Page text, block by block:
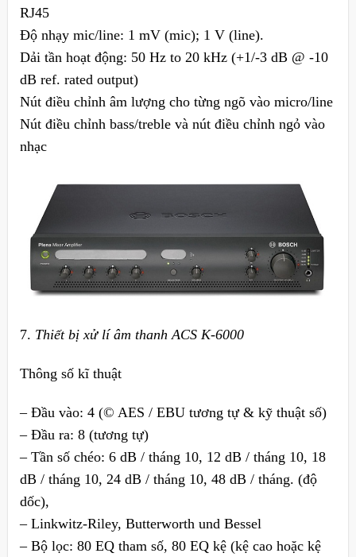
RJ45
Độ nhạy mic/line: 1 mV (mic); 1 V (line).
Dải tần hoạt động: 50 Hz to 20 kHz (+1/-3 dB @ -10
dB ref. rated output)
Nút điều chỉnh âm lượng cho từng ngõ vào micro/line
Nút điều chỉnh bass/treble và nút điều chỉnh ngỏ vào
nhạc
7. Thiết bị xử lí âm thanh ACS K-6000
Thông số kĩ thuật
– Đầu vào: 4 (© AES / EBU tương tự & kỹ thuật số)
– Đầu ra: 8 (tương tự)
– Tần số chéo: 6 dB / tháng 10, 12 dB / tháng 10, 18
dB / tháng 10, 24 dB / tháng 10, 48 dB / tháng. (độ
dốc),
– Linkwitz-Riley, Butterworth und Bessel
– Bộ lọc: 80 EQ tham số, 80 EQ kệ (kệ cao hoặc kệ